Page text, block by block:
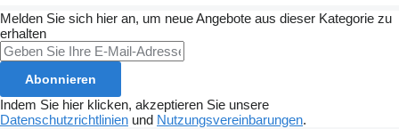
Melden Sie sich hier an, um neue Angebote aus dieser Kategorie zu
erhalten
Abonnieren
Indem Sie hier klicken, akzeptieren Sie unsere
Datenschutzrichtlinien und Nutzungsvereinbarungen.